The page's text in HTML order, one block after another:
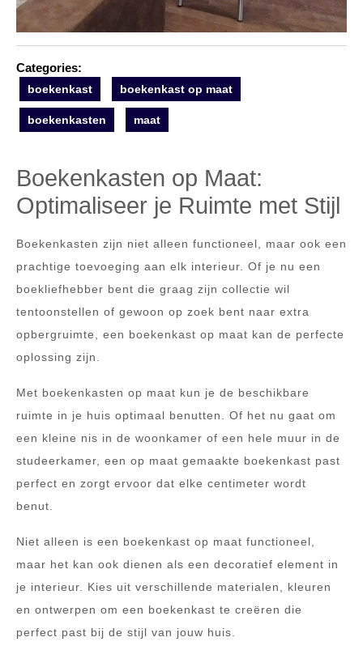
Categories:
boekenkast boekenkast op maat
boekenkasten maat
Boekenkasten op Maat:
Optimaliseer je Ruimte met Stijl
Boekenkasten zijn niet alleen functioneel, maar ook een
prachtige toevoeging aan elk interieur. Of je nu een
boekliefhebber bent die graag zijn collectie wil
tentoonstellen of gewoon op zoek bent naar extra
opbergruimte, een boekenkast op maat kan de perfecte
oplossing zijn.
Met boekenkasten op maat kun je de beschikbare
ruimte in je huis optimaal benutten. Of het nu gaat om
een kleine nis in de woonkamer of een hele muur in de
studeerkamer, een op maat gemaakte boekenkast past
perfect en zorgt ervoor dat elke centimeter wordt
benut.
Niet alleen is een boekenkast op maat functioneel,
maar het kan ook dienen als een decoratief element in
je interieur. Kies uit verschillende materialen, kleuren
en ontwerpen om een boekenkast te creëren die
perfect past bij de stijl van jouw huis.